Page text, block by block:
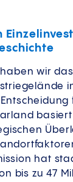
wir
hat
bis zu 47